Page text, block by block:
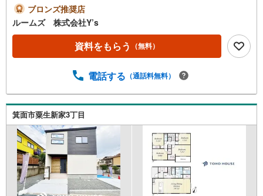
ムーズなご提案が出来ます。■おまとめローン（消費者金融
系・車のローン・カード系の借入・エアコン等の電化製
品・引越業者代等）もおまとめ可 （株）ルームズ■積水ハ
ウスのMAST会員です。■営業マンの熱意とスピーディをモ
ットーにお客さん目線での営業を心がけており、営業マン
ーンが受けられます（詳しくはスタッフまで）■自営業の社
売主である建売会社が責任を持って対応いたします。■各種
提携住宅ローンや金利の安いネットバンクの取り扱いも可
能。ずっと固定のフラット35もご利用いただけます。火災
保険・登記手続き等の事務手続きも専任スタッフが丁寧に
対応いたします。■スマイティをご覧のお客様は右の緑色の
資料請求をクリック頂き（株）ルームズまでお問い合
ブロンズ推奨店
ルームズ 株式会社Y’s
資料をもらう （無料）
電話する （通話料無料）
箕面市粟生新家3丁目